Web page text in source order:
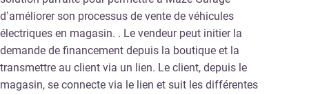
d’améliorer son processus de vente de véhicules
électriques en magasin. . Le vendeur peut initier la
demande de financement depuis la boutique et la
transmettre au client via un lien. Le client, depuis le
magasin, se connecte via le lien et suit les différentes